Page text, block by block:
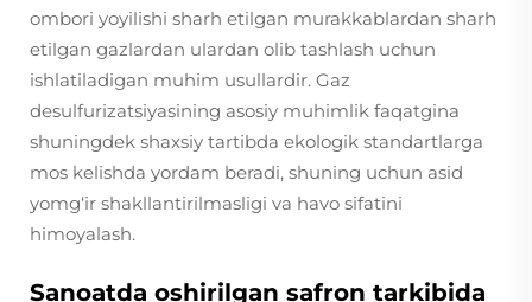
ombori yoyilishi sharh etilgan murakkablardan sharh
etilgan gazlardan ulardan olib tashlash uchun
ishlatiladigan muhim usullardir. Gaz
desulfurizatsiyasining asosiy muhimlik faqatgina
shuningdek shaxsiy tartibda ekologik standartlarga
mos kelishda yordam beradi, shuning uchun asid
yomg‘ir shakllantirilmasligi va havo sifatini
himoyalash.
Sanoatda oshirilgan safron tarkibida